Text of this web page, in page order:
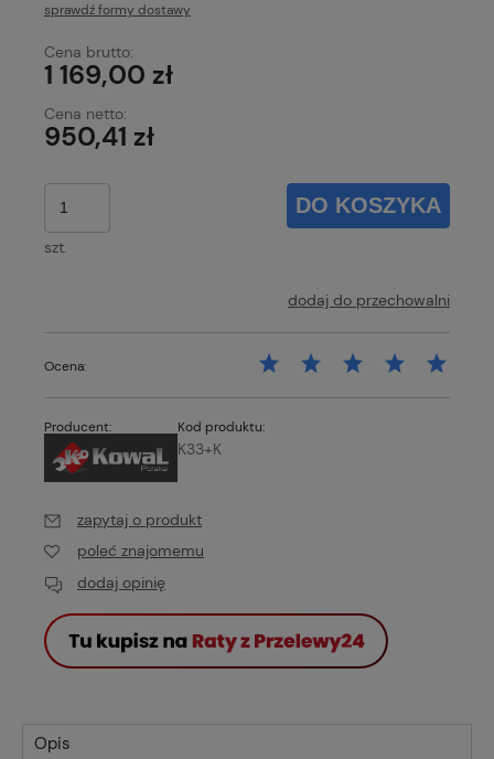
Cena nie zawiera ewentualnych kosztów płatności
sprawdź formy dostawy
Cena brutto:
1 169,00 zł
Cena netto:
950,41 zł
szt.
DO KOSZYKA
dodaj do przechowalni
Ocena:
Producent: Kod produktu:
K33+K
zapytaj o produkt
poleć znajomemu
dodaj opinię
Opis